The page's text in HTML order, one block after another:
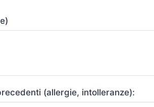
(allergie, intolleranze):